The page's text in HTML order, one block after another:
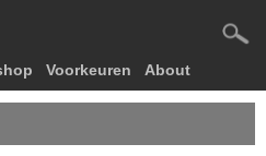
Voorkeuren About